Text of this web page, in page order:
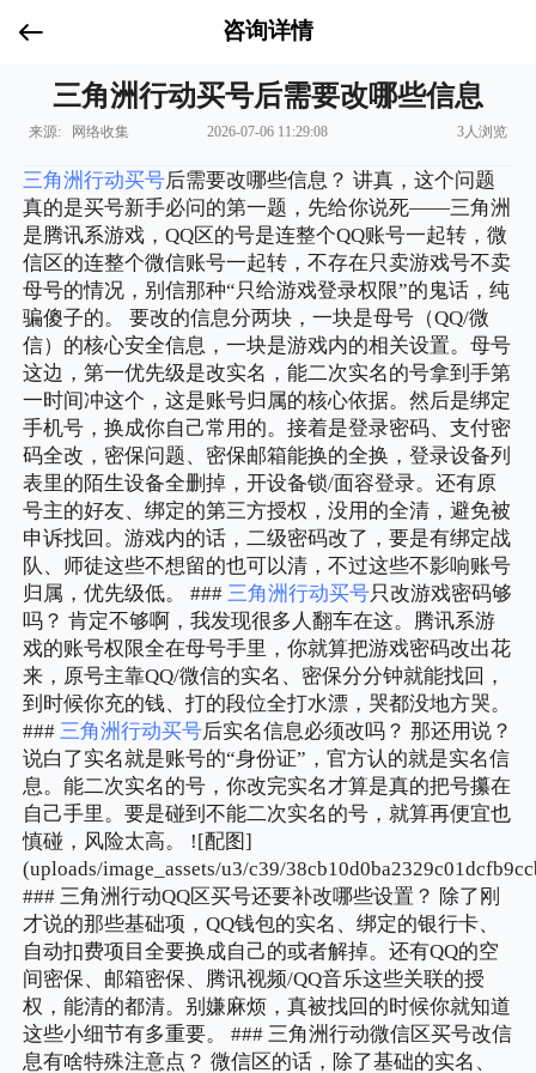
咨询详情
三角洲行动买号后需要改哪些信息
来源: 网络收集 2026-07-06 11:29:08 3人浏览
三角洲行动买号后需要改哪些信息？ 讲真，这个问题
真的是买号新手必问的第一题，先给你说死——三角洲
是腾讯系游戏，QQ区的号是连整个QQ账号一起转，微
信区的连整个微信账号一起转，不存在只卖游戏号不卖
母号的情况，别信那种“只给游戏登录权限”的鬼话，纯
骗傻子的。 要改的信息分两块，一块是母号（QQ/微
信）的核心安全信息，一块是游戏内的相关设置。母号
这边，第一优先级是改实名，能二次实名的号拿到手第
一时间冲这个，这是账号归属的核心依据。然后是绑定
手机号，换成你自己常用的。接着是登录密码、支付密
码全改，密保问题、密保邮箱能换的全换，登录设备列
表里的陌生设备全删掉，开设备锁/面容登录。还有原
号主的好友、绑定的第三方授权，没用的全清，避免被
申诉找回。游戏内的话，二级密码改了，要是有绑定战
队、师徒这些不想留的也可以清，不过这些不影响账号
归属，优先级低。 ### 三角洲行动买号只改游戏密码够
吗？ 肯定不够啊，我发现很多人翻车在这。腾讯系游
戏的账号权限全在母号手里，你就算把游戏密码改出花
来，原号主靠QQ/微信的实名、密保分分钟就能找回，
到时候你充的钱、打的段位全打水漂，哭都没地方哭。
### 三角洲行动买号后实名信息必须改吗？ 那还用说？
说白了实名就是账号的“身份证”，官方认的就是实名信
息。能二次实名的号，你改完实名才算是真的把号攥在
自己手里。要是碰到不能二次实名的号，就算再便宜也
慎碰，风险太高。 ![配图]
(uploads/image_assets/u3/c39/
### 三角洲行动QQ区买号还要补改哪些设置？ 除了刚
才说的那些基础项，QQ钱包的实名、绑定的银行卡、
自动扣费项目全要换成自己的或者解掉。还有QQ的空
间密保、邮箱密保、腾讯视频/QQ音乐这些关联的授
权，能清的都清。别嫌麻烦，真被找回的时候你就知道
这些小细节有多重要。 ### 三角洲行动微信区买号改信
息有啥特殊注意点？ 微信区的话，除了基础的实名、